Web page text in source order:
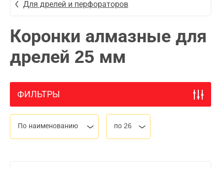
Для дрелей и перфораторов
Коронки алмазные для
дрелей 25 мм
ФИЛЬТРЫ
По наименованию по 26